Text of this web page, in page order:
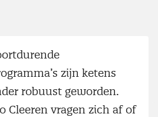
zijn ketens
robuust geworden.
Cleeren vragen zich af of